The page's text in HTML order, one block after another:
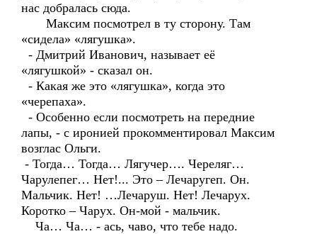
нас добралась сюда.
Максим посмотрел в ту сторону. Там
«сидела» «лягушка».
- Дмитрий Иванович, называет её
«лягушкой» - сказал он.
- Какая же это «лягушка», когда это
«черепаха».
- Особенно если посмотреть на передние
лапы, - с иронией прокомментировал Максим
возглас Ольги.
- Тогда… Тогда… Лягучер…. Череляг…
Чарулепег… Нет!... Это – Лечаругеп. Он.
Мальчик. Нет! …Лечаруш. Нет! Лечарух.
Коротко – Чарух. Он-мой - мальчик.
Ча… Ча… - ась, чаво, что тебе надо.